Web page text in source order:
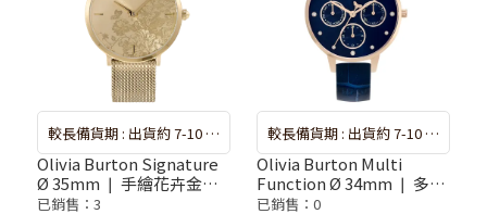
較長備貨期 : 出貨約 7-10 天
❘ 遇斷貨系統將自動取消訂
單，再請重新選購
Olivia Burton Signature
Ø 35mm ❘ 手繪花卉金色
不鏽鋼米蘭腕錶
已銷售：3
較長備貨期 : 出貨約 7-10 天
❘ 遇斷貨系統將自動取消訂
單，再請重新選購
Olivia Burton Multi
Function Ø 34mm ❘ 多功
能太陽紋星空藍皮革腕錶
已銷售：0